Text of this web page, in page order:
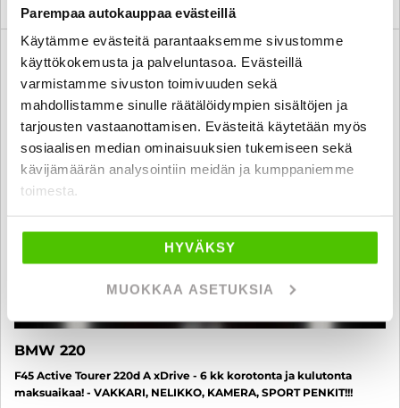
Parempaa autokauppaa evästeillä
Käytämme evästeitä parantaaksemme sivustomme
käyttökokemusta ja palveluntasoa. Evästeillä
varmistamme sivuston toimivuuden sekä
mahdollistamme sinulle räätälöidympien sisältöjen ja
tarjousten vastaanottamisen. Evästeitä käytetään myös
sosiaalisen median ominaisuuksien tukemiseen sekä
kävijämäärän analysointiin meidän ja kumppaniemme
toimesta.
HYVÄKSY
MUOKKAA ASETUKSIA
6 kk korotonta ja kulutonta
BMW 220
F45 Active Tourer 220d A xDrive - 6 kk korotonta ja kulutonta
maksuaikaa! - VAKKARI, NELIKKO, KAMERA, SPORT PENKIT!!!